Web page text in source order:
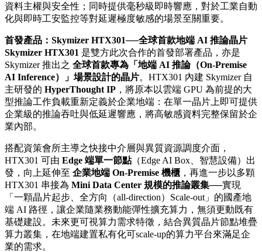
資料主權與安全性；同時提供毫秒級即時響應，對於工業自動
化與即時工安監控等對延遲極度敏感的場景至關重要。
首發產品：Skymizer HTX301──全球首款地端 AI 推論晶片
Skymizer HTX301 是雙方此次合作的首發部署產品，亦是
Skymizer 推出之 全球首款專為「地端 AI 推論（On-Premise
AI Inference）」場景設計的晶片。HTX301 內建 Skymizer 自
主研發的 HyperThought IP ，將原本以雲端 GPU 為前提的大
型推論工作負載重新定義於企業地端：在單一晶片上即可提供
企業級的推論吞吐與低延遲響應，將高敏感資料完整保留於企
業內部。
搭配資策會所主導之快接中介層與異質資源調度介面，
HTX301 可由 Edge 端單一節點（Edge AI Box、智慧設備）出
發，向上延伸至 企業地端 On-Premise 機櫃 ，再進一步以多顆
HTX301 串接為 Mini Data Center 規模的推論叢集──實現
「一顆晶片起步、全方向（all-direction）Scale-out」的國產地
端 AI 路徑，讓企業隨業務動能彈性擴充算力，無須更動既有
基礎建設。未來更可視算力需求特徵，結合異質晶片節點堆疊
算力叢集，在地端建置私有化可scale-up的算力平台來滿足企
業的需求。